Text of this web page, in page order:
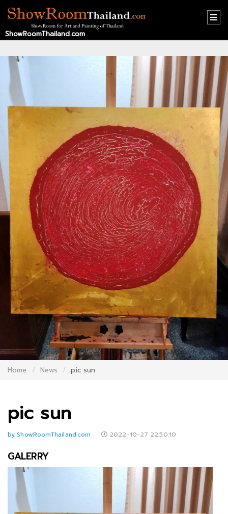
HOME
CONTACT
US
ABOUT
US
RECOMMEND
NEWS
LOGIN
REGISTER
ShowRoomThailand.com
Home News pic sun
pic sun
by ShowRoomThailand.com 2022-10-27 22:50:10
GALERRY